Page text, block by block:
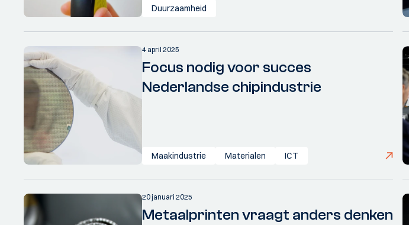
Duurzaamheid
4 april 2025
Focus nodig voor succes
Nederlandse chipindustrie
Maakindustrie Materialen ICT
20 januari 2025
Metaalprinten vraagt anders denken